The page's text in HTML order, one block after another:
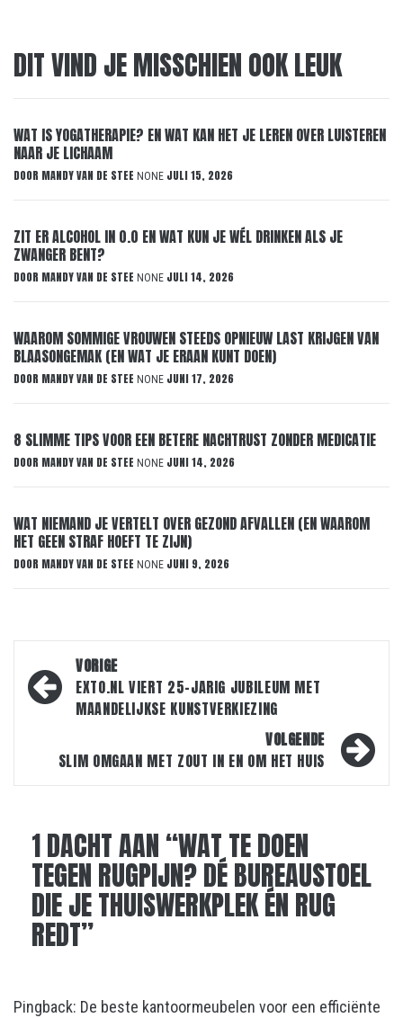
DIT VIND JE MISSCHIEN OOK LEUK
WAT IS YOGATHERAPIE? EN WAT KAN HET JE LEREN OVER LUISTEREN
NAAR JE LICHAAM
DOOR MANDY VAN DE STEE NONE JULI 15, 2026
ZIT ER ALCOHOL IN 0.0 EN WAT KUN JE WÉL DRINKEN ALS JE
ZWANGER BENT?
DOOR MANDY VAN DE STEE NONE JULI 14, 2026
WAAROM SOMMIGE VROUWEN STEEDS OPNIEUW LAST KRIJGEN VAN
BLAASONGEMAK (EN WAT JE ERAAN KUNT DOEN)
DOOR MANDY VAN DE STEE NONE JUNI 17, 2026
8 SLIMME TIPS VOOR EEN BETERE NACHTRUST ZONDER MEDICATIE
DOOR MANDY VAN DE STEE NONE JUNI 14, 2026
WAT NIEMAND JE VERTELT OVER GEZOND AFVALLEN (EN WAAROM
HET GEEN STRAF HOEFT TE ZIJN)
DOOR MANDY VAN DE STEE NONE JUNI 9, 2026
Bericht
navigatie
VORIGE
EXTO.NL VIERT 25-JARIG JUBILEUM MET
MAANDELIJKSE KUNSTVERKIEZING
VOLGENDE
SLIM OMGAAN MET ZOUT IN EN OM HET HUIS
1 DACHT AAN “WAT TE DOEN
TEGEN RUGPIJN? DÉ BUREAUSTOEL
DIE JE THUISWERKPLEK ÉN RUG
REDT”
Pingback: De beste kantoormeubelen voor een efficiënte